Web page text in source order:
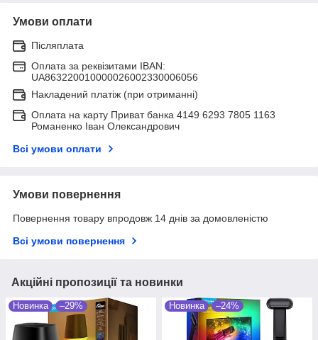
Умови оплати
Післяплата
Оплата за реквізитами IBAN:
UA863220010000026002330006056
Накладений платіж (при отриманні)
Оплата на карту Приват банка 4149 6293 7805 1163
Романенко Іван Олександрович
Всі умови оплати
Умови повернення
Повернення товару впродовж 14 днів за домовленістю
Всі умови повернення
Акційні пропозиції та новинки
Новинка –29% Новинка –24%